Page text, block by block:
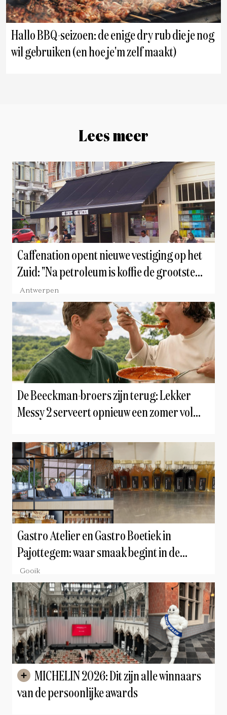
Hallo BBQ-seizoen: de enige dry rub die je nog
wil gebruiken (en hoe je'm zelf maakt)
Lees meer
Caffenation opent nieuwe vestiging op het
Zuid: "Na petroleum is koffie de grootste
business ter wereld"
Antwerpen
De Beeckman-broers zijn terug: Lekker
Messy 2 serveert opnieuw een zomer vol
Gastro Atelier en Gastro Boetiek in
Pajottegem: waar smaak begint in de
natuur
Gooik
van de persoonlijke awards